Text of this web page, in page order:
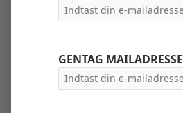
GENTAG MAILADRESSE